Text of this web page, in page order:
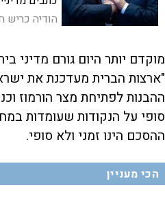
לישראליות,
הצה"לי בכל
הודיה כריש
מוקדם יותר היום גורם מדיני
"ארצות הברית מעדכנת את
ההבנות לפתיחת מצר הורמוז
סופי על הנקודות שעומדות
ההסכם הינו זמני ולא סופי.
הכי מעניין